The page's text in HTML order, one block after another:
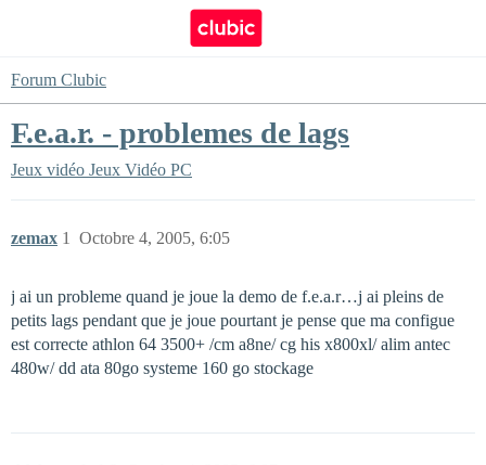
Forum Clubic
F.e.a.r. - problemes de lags
Jeux vidéo Jeux Vidéo PC
zemax Octobre 4, 2005, 6:05
1
j ai un probleme quand je joue la demo de f.e.a.r…j ai pleins de
petits lags pendant que je joue pourtant je pense que ma configue
est correcte athlon 64 3500+ /cm a8ne/ cg his x800xl/ alim antec
480w/ dd ata 80go systeme 160 go stockage